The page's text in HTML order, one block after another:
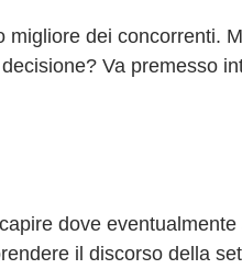
dei concorrenti.
Va premesso
dove
il discorso della